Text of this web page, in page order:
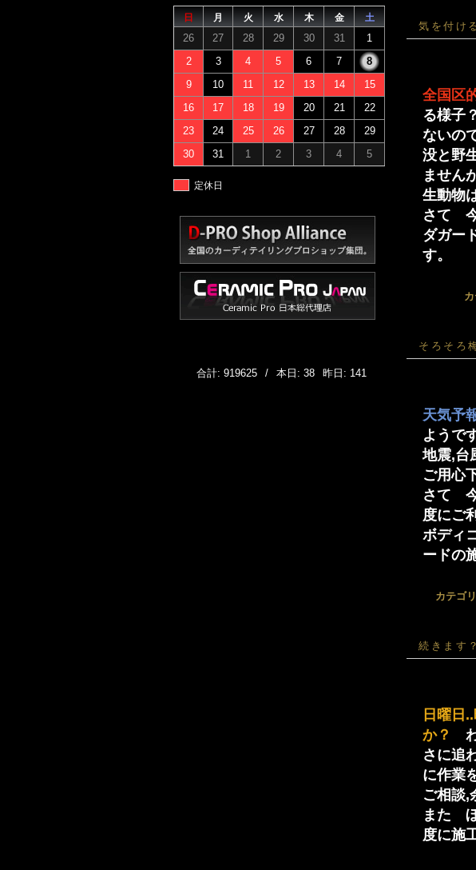
気を付け
全国区
る様子
ないの
没と野
ません
生動物
さて
ダガー
す。
そろそろ
天気予
ようで
地震,台
ご用心
さて
度にご
ボディ
ードの
カテゴ
続きます？
日曜日
か？
さに追
に作業
ご相談,
また
度に施
日 月 火 水 木 金 土
26 27 28 29 30 31
1
2
3 4 5 6 7
8
9
10 11 12 13 14
15
16
17 18 19 20 21
22
23
24 25 26 27 28
29
30
31 1 2 3 4 5
定休日
合計: 919625 / 本日: 38 昨日: 141